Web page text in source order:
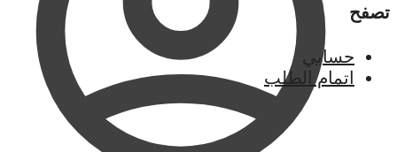
تصفح
حسابي
اتمام الطلب